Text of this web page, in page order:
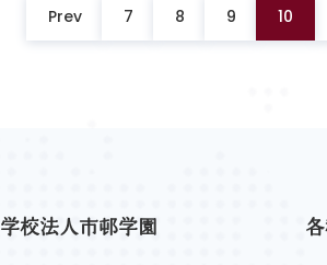
Prev 7 8 9 10
学校法人市邨学園